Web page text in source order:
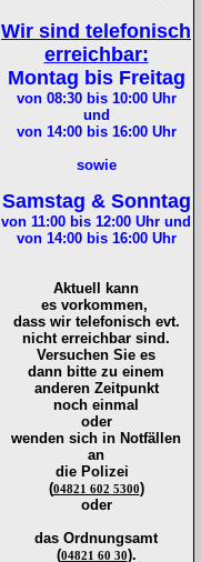
Wir sind telefonisch
erreichbar:
Montag bis Freitag
von 08:30 bis 10:00Uhr
und
von 14:00 bis 16:00Uhr
sowie
Samstag & Sonntag
von 11:00 bis 12:00 Uhr und
von 14:00 bis 16:00Uhr
Aktuell kann
es vorkommen,
dass wir telefonisch evt.
nicht erreichbar sind.
Versuchen Sie es
dann bitte zu einem
anderen Zeitpunkt
noch einmal
oder
wenden sich in Notfällen
an
die Polizei
(04821 602 5300)
oder
das Ordnungsamt
(04821 60 30).